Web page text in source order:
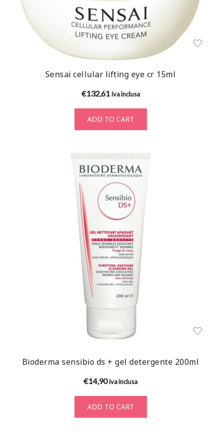
Sensai cellular lifting eye cr 15ml
€132,61 iva inclusa
ADD TO CART
Bioderma sensibio ds + gel detergente 200ml
€14,90iva inclusa
ADD TO CART